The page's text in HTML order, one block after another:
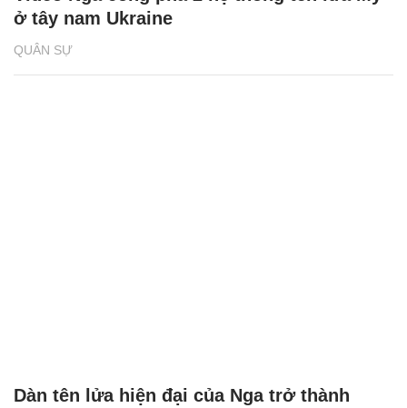
QUÂN SỰ
ở tây nam Ukraine
Dàn tên lửa hiện đại của Nga trở thành